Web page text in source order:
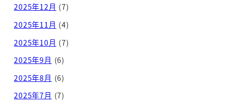
2025年12月 (7)
2025年11月 (4)
2025年10月 (7)
2025年9月 (6)
2025年8月 (6)
2025年7月 (7)